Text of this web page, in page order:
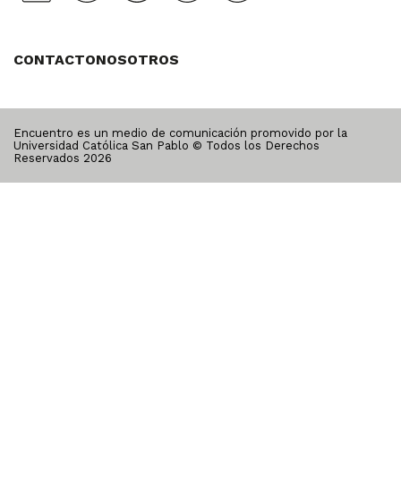
CONTACTONOSOTROS
Encuentro es un medio de comunicación promovido por la
Universidad Católica San Pablo © Todos los Derechos
Reservados 2026